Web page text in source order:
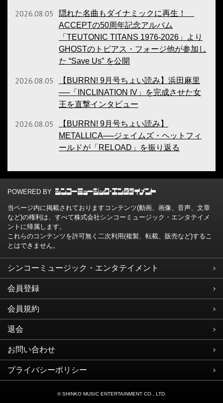
2026.08.05
隠れた名曲もダイナミックに再生！
ACCEPTの50周年記念アルバム
「TEUTONIC TITANS 1976-2026」より
GHOSTのトビアス・フォージ他が参加し
た “Save Us” を公開
2026.08.05
【BURRN! 9月号ちょい読み】浜田麻里
──「INCLINATION IV」を完成させた女
王を直撃インタビュー
2026.08.05
【BURRN! 9月号ちょい読み】
METALLICA──ジェイムズ・ヘットフィ
ールドが「RELOAD」を振り返る
POWERED BY
当ページ内に掲載されておりますコンテンツ(動画、画像、音声、文章
など)の権利は、すべて株式会社シンコーミュージック・エンタテイメ
ントに帰属します。
これらのコンテンツを許可無く二次利用(複製、転載、販売など)するこ
とはできません。
シンコーミュージック・エンタテイメント
会員登録
会員規約
退会
お問い合わせ
プライバシーポリシー
© SHINKO MUSIC ENTERTAINMENT CO., LTD.